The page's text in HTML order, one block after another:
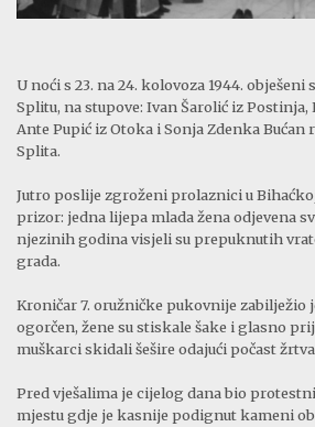
U noći s 23. na 24. kolovoza 1944. obješeni
Splitu, na stupove: Ivan Šarolić iz Postinja,
Ante Pupić iz Otoka i Sonja Zdenka Bućan
Splita.
Jutro poslije zgroženi prolaznici u
prizor: jedna lijepa mlada žena odjevena
njezinih godina visjeli su prepuknutih
grada.
Kroničar 7. oružničke pukovnije zabilježio
ogorčen, žene su stiskale šake i glasno
muškarci skidali šešire odajući počast
Pred vješalima je cijelog dana bio
mjestu gdje je kasnije podignut kameni